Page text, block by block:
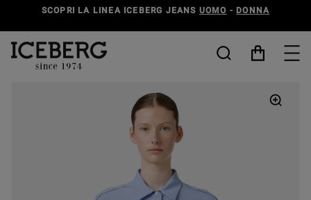
SCOPRI LA LINEA ICEBERG JEANS UOMO - DONNA